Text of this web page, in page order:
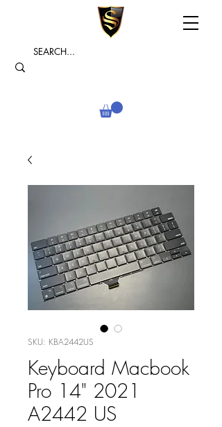
SKU: KBA2442US
Keyboard Macbook
Pro 14" 2021
A2442 US